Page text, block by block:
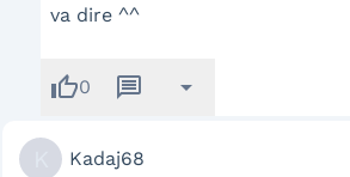
va dire ^^
thumb_up0 message arrow_drop_down
Kadaj68